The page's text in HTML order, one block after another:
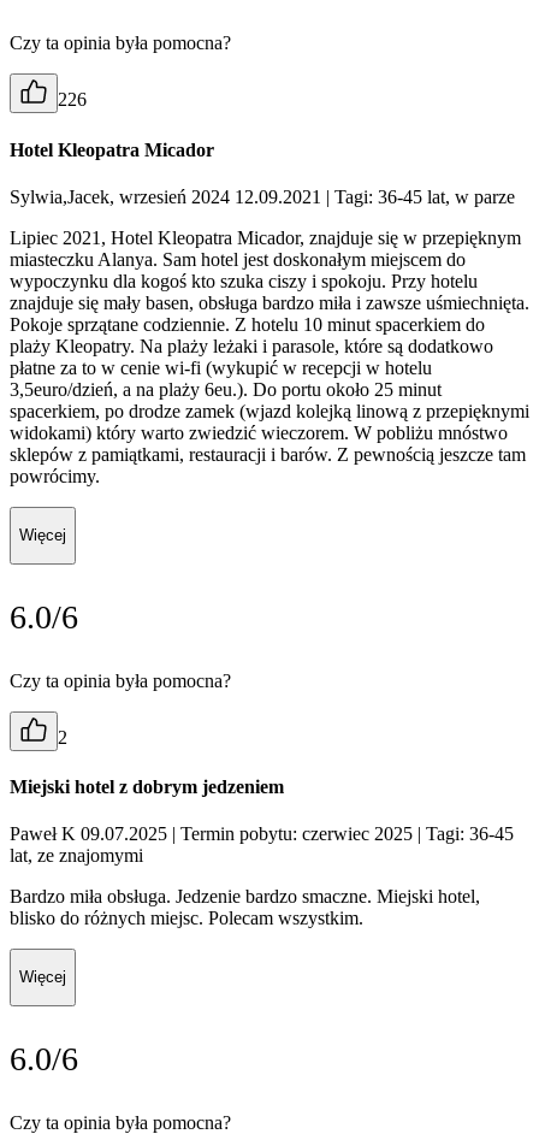
Czy ta opinia była pomocna?
226
Hotel Kleopatra Micador
Sylwia,Jacek, wrzesień 2024 12.09.2021 | Tagi: 36-45 lat, w parze
Lipiec 2021, Hotel Kleopatra Micador, znajduje się w przepięknym
miasteczku Alanya. Sam hotel jest doskonałym miejscem do
wypoczynku dla kogoś kto szuka ciszy i spokoju. Przy hotelu
znajduje się mały basen, obsługa bardzo miła i zawsze uśmiechnięta.
Pokoje sprzątane codziennie. Z hotelu 10 minut spacerkiem do
plaży Kleopatry. Na plaży leżaki i parasole, które są dodatkowo
płatne za to w cenie wi-fi (wykupić w recepcji w hotelu
3,5euro/dzień, a na plaży 6eu.). Do portu około 25 minut
spacerkiem, po drodze zamek (wjazd kolejką linową z przepięknymi
widokami) który warto zwiedzić wieczorem. W pobliżu mnóstwo
sklepów z pamiątkami, restauracji i barów. Z pewnością jeszcze tam
powrócimy.
Więcej
6.0/6
Czy ta opinia była pomocna?
2
Miejski hotel z dobrym jedzeniem
Paweł K 09.07.2025 | Termin pobytu: czerwiec 2025 | Tagi: 36-45
lat, ze znajomymi
Bardzo miła obsługa. Jedzenie bardzo smaczne. Miejski hotel,
blisko do różnych miejsc. Polecam wszystkim.
Więcej
6.0/6
Czy ta opinia była pomocna?